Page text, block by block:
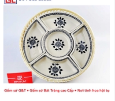
nghệ
và hoa
bạn